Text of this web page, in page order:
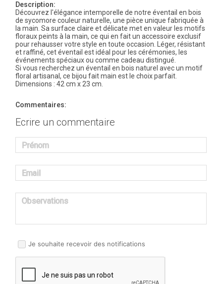
Description:
Découvrez l'élégance intemporelle de notre éventail en bois
de sycomore couleur naturelle, une pièce unique fabriquée à
la main. Sa surface claire et délicate met en valeur les motifs
floraux peints à la main, ce qui en fait un accessoire exclusif
pour rehausser votre style en toute occasion. Léger, résistant
et raffiné, cet éventail est idéal pour les cérémonies, les
événements spéciaux ou comme cadeau distingué.
Si vous recherchez un éventail en bois naturel avec un motif
floral artisanal, ce bijou fait main est le choix parfait.
Dimensions : 42 cm x 23 cm.
Commentaires:
Ecrire un commentaire
Prénom
Email
Observations
Je souhaite recevoir des notifications